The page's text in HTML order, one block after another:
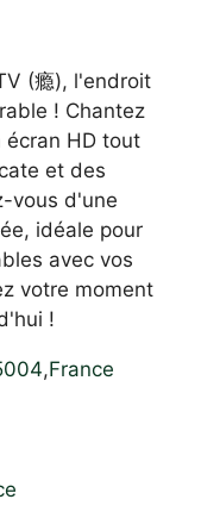
(瘾), l'endroit
! Chantez
écran HD tout
et des
vous d'une
idéale pour
avec vos
votre moment
!
,France